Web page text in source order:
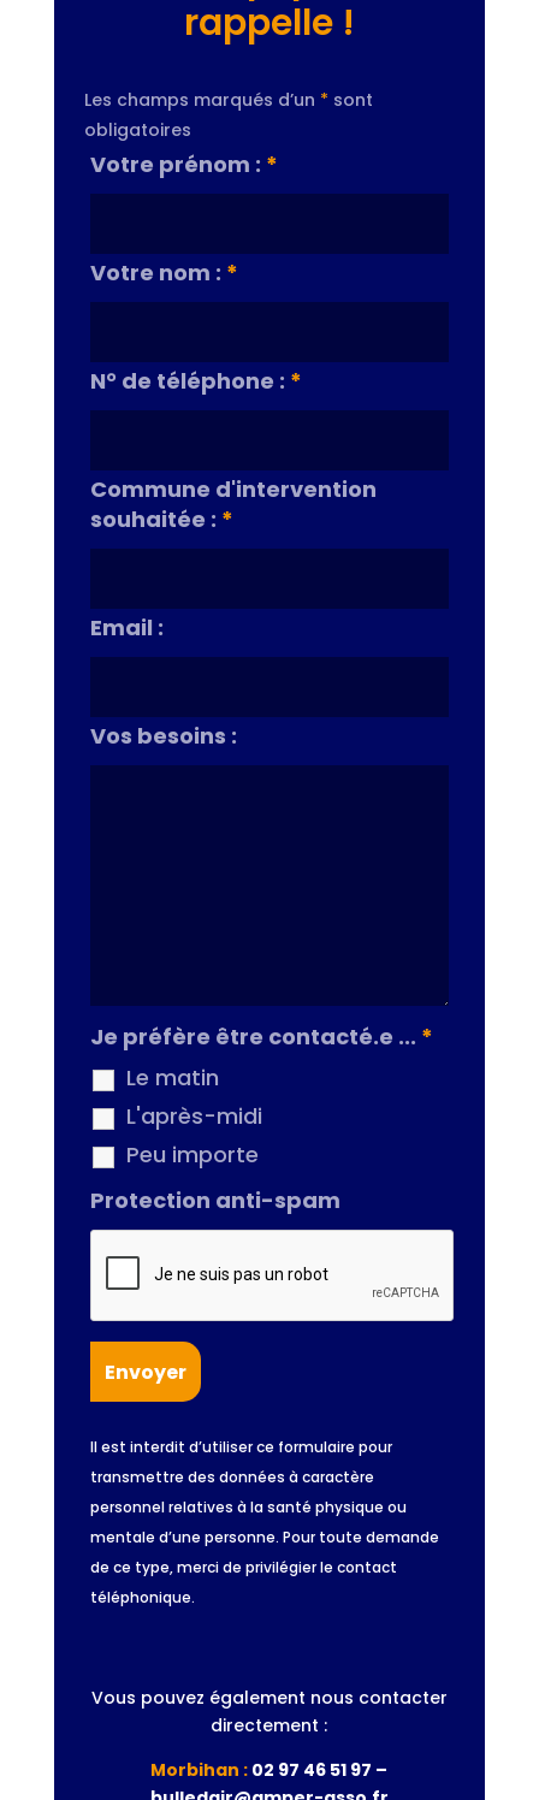
rappelle !
Les champs marqués d’un * sont
obligatoires
Votre prénom : *
Votre nom : *
N° de téléphone : *
Commune d'intervention
souhaitée : *
Email :
Vos besoins :
Je préfère être contacté.e ... *
Le matin
L'après-midi
Peu importe
Protection anti-spam
Il est interdit d’utiliser ce formulaire pour
transmettre des données à caractère
personnel relatives à la santé physique ou
mentale d’une personne. Pour toute demande
de ce type, merci de privilégier le contact
téléphonique.
Vous pouvez également nous contacter
directement :
Morbihan : 02 97 46 51 97 –